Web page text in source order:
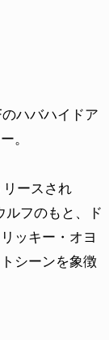
ハバハイドア
。
ースされ
ルフのもと、ド
ッキー・オヨ
シーンを象徴